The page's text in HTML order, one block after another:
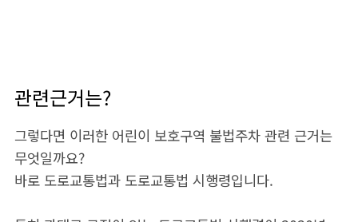
관련근거는?
그렇다면 이러한 어린이 보호구역 불법주차 관련 근거는
무엇일까요?
바로 도로교통법과 도로교통법 시행령입니다.